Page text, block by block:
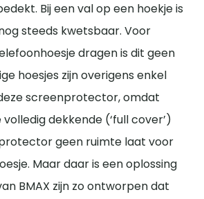
Bij een val op een hoekje is
steeds kwetsbaar. Voor
dragen is dit geen
hoesjes zijn overigens enkel
screenprotector, omdat
dekkende (‘full cover’)
geen ruimte laat voor
Maar daar is een oplossing
BMAX zijn zo ontworpen dat